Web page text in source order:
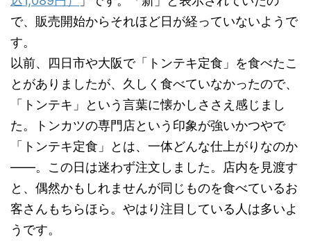
で、販売開始からそれほど日が経っていないようで
す。
以前、四日市や大阪で「トンテキ定食」を食べたこ
とがありましたが、久しく食べていなかったので、
「トンテキ」という言葉に懐かしささえ感じまし
た。トンカツの専門店という印象が強いかつやで
「トンテキ定食」とは、一体どんな仕上がりなのか
——。この日は迷わず注文しました。店内を見渡す
と、偶然かもしれませんが同じものを食べているお
客さんもちらほら。やはり注目している人は多いよ
うです。